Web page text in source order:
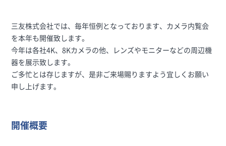
三友株式会社では、毎年恒例となっております、カメラ内覧会
を本年も開催致します。
今年は各社4K、8Kカメラの他、レンズやモニターなどの周辺機
器を展示致します。
ご多忙とは存じますが、是非ご来場賜りますよう宜しくお願い
申し上げます。
開催概要